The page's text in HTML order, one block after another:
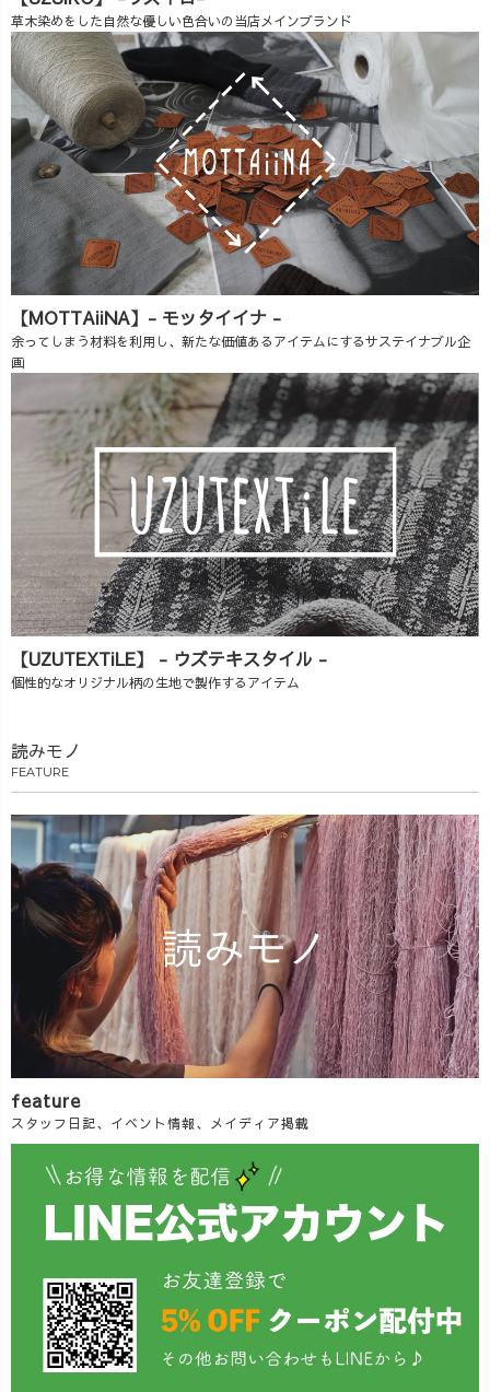
草木染めをした自然な優しい色合いの当店メインブランド
【MOTTAiiNA】- モッタイイナ -
余ってしまう材料を利用し、新たな価値あるアイテムにするサステイナブル企
画
【UZUTEXTiLE】 - ウズテキスタイル -
個性的なオリジナル柄の生地で製作するアイテム
読みモノ
FEATURE
feature
スタッフ日記、イベント情報、メイディア掲載